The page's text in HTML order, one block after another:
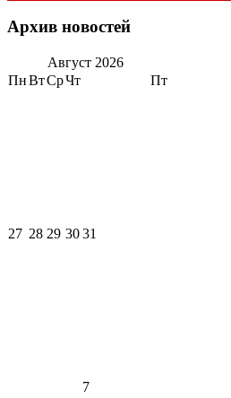
Архив новостей
Август 2026
ПнВтСрЧт Пт
27 28 29 3031
7